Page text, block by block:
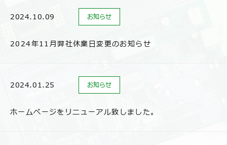
2024.10.09 お知らせ
2024年11月弊社休業日変更のお知らせ
2024.01.25 お知らせ
ホームページをリニューアル致しました。
2024.10.09 お知らせ
2024年11月弊社休業日変更のお知らせ
2024.01.25 お知らせ
ホームページをリニューアル致しました。